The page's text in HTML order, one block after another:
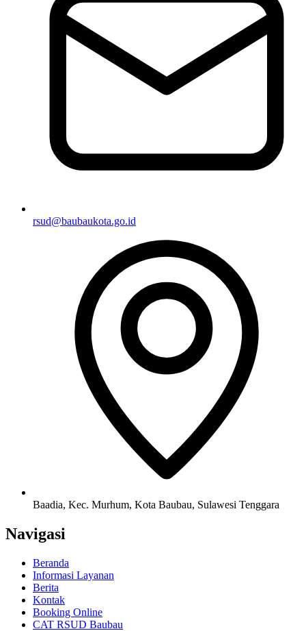
rsud@baubaukota.go.id
Baadia, Kec. Murhum, Kota Baubau, Sulawesi Tenggara
Navigasi
Beranda
Informasi Layanan
Berita
Kontak
Booking Online
CAT RSUD Baubau